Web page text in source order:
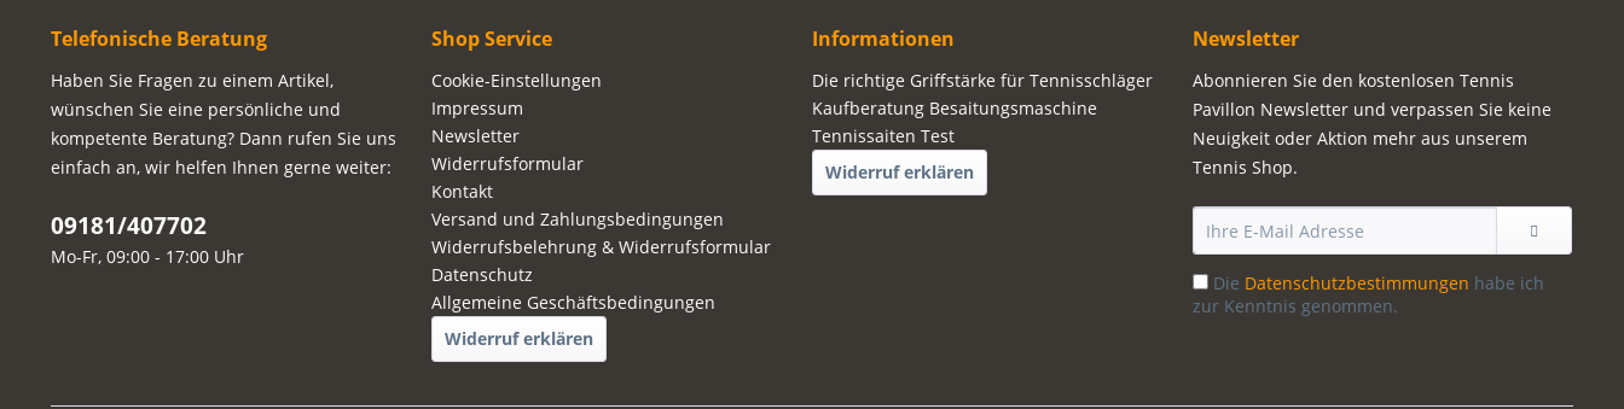
Telefonische Beratung
Haben Sie Fragen zu einem Artikel,
wünschen Sie eine persönliche und
kompetente Beratung? Dann rufen Sie uns
einfach an, wir helfen Ihnen gerne weiter:
09181/407702
Mo-Fr, 09:00 - 17:00 Uhr
Shop Service
Cookie-Einstellungen
Impressum
Newsletter
Widerrufsformular
Kontakt
Versand und Zahlungsbedingungen
Widerrufsbelehrung & Widerrufsformular
Datenschutz
Allgemeine Geschäftsbedingungen
Widerruf erklären
Informationen
Die richtige Griffstärke für Tennisschläger
Kaufberatung Besaitungsmaschine
Tennissaiten Test
Widerruf erklären
Newsletter
Abonnieren Sie den kostenlosen Tennis
Pavillon Newsletter und verpassen Sie keine
Neuigkeit oder Aktion mehr aus unserem
Tennis Shop.
Die Datenschutzbestimmungen habe ich
zur Kenntnis genommen.